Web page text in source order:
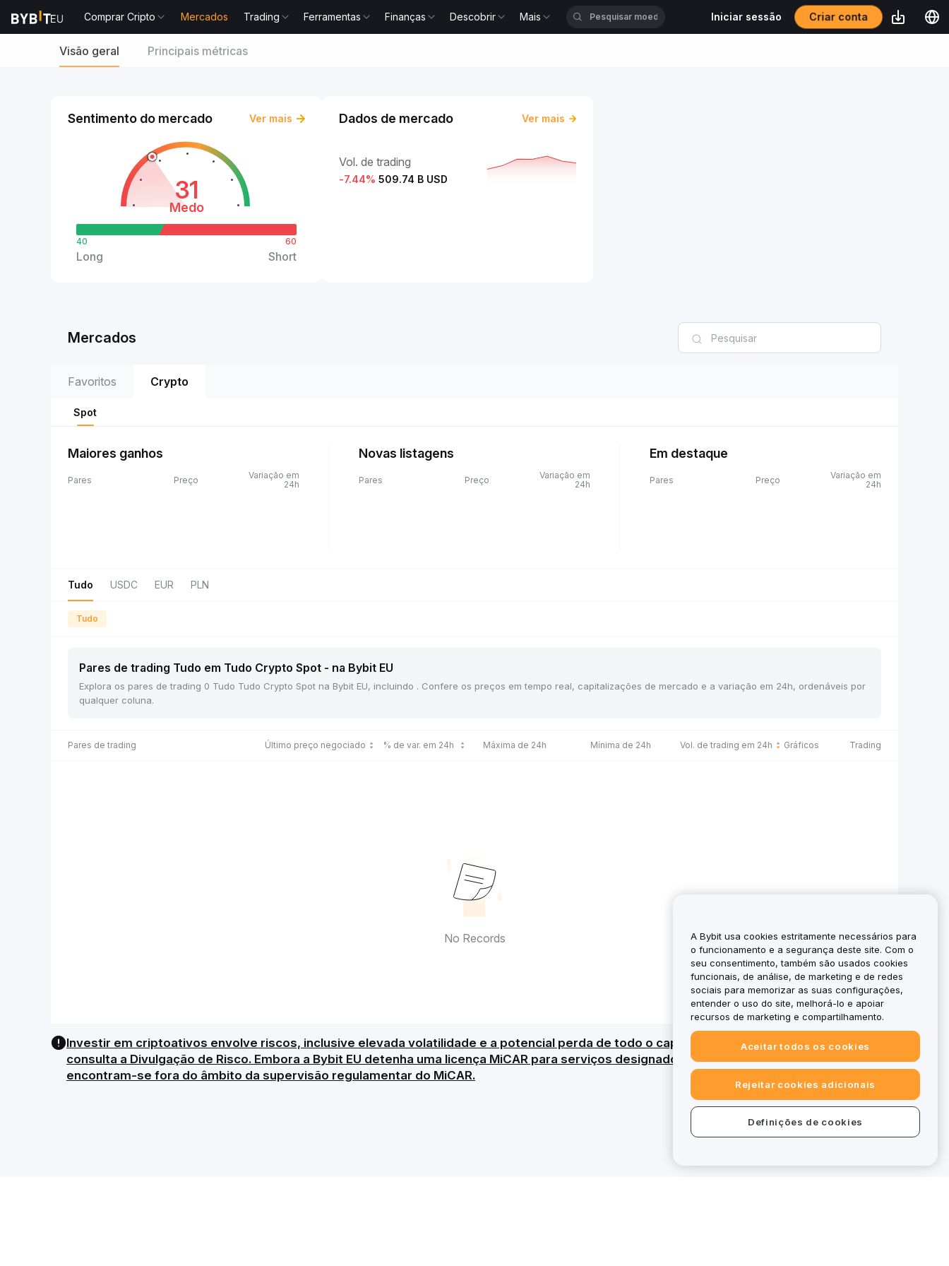
Comprar Cripto Mercados Trading Ferramentas Finanças Descobrir Mais Iniciar sessão Criar conta
Visão geral Principais métricas
Sentimento do mercado Ver mais
31
Medo
40
Long
60
Short
Dados de mercado Ver mais
Vol. de trading
-7.44% 509.74 B USD
Mercados
Favoritos Crypto
Spot
Maiores ganhos
Pares Preço
Variação em
24h
Novas listagens
Pares Preço
Variação em
24h
Em destaque
Pares Preço
Variação em
24h
Tudo USDC EUR PLN
Tudo
Pares de trading Tudo em Tudo Crypto Spot - na Bybit EU
Explora os pares de trading 0 Tudo Tudo Crypto Spot na Bybit EU, incluindo . Confere os preços em tempo real, capitalizações de mercado e a variação em 24h, ordenáveis por
qualquer coluna.
Pares de trading Último preço negociado % de var. em 24h Máxima de 24h Mínima de 24h Vol. de trading em 24h Gráficos Trading
No Records
Investir em criptoativos envolve riscos, inclusive elevada volatilidade e a potencial perda de todo o capital. Para uma visão geral detalhada,
consulta a Divulgação de Risco. Embora a Bybit EU detenha uma licença MiCAR para serviços designados, certas ofertas na bybit.eu
encontram-se fora do âmbito da supervisão regulamentar do MiCAR.
A Bybit usa cookies estritamente necessários para
o funcionamento e a segurança deste site. Com o
seu consentimento, também são usados cookies
funcionais, de análise, de marketing e de redes
sociais para memorizar as suas configurações,
entender o uso do site, melhorá-lo e apoiar
recursos de marketing e compartilhamento.
Aceitar todos os cookies
Rejeitar cookies adicionais
Definições de cookies